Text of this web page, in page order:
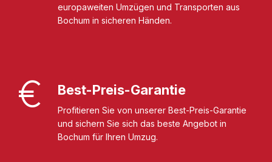
europaweiten Umzügen und Transporten aus
Bochum in sicheren Händen.
Best-Preis-Garantie
Profitieren Sie von unserer Best-Preis-Garantie
und sichern Sie sich das beste Angebot in
Bochum für Ihren Umzug.